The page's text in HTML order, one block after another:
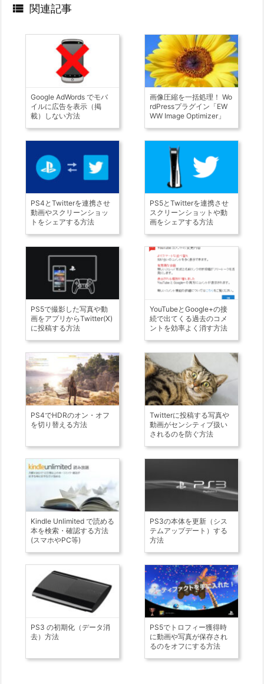
 関連記事
Google AdWords でモバ
イルに広告を表示（掲
載）しない方法
画像圧縮を一括処理！ Wo
rdPressプラグイン「EW
WW Image Optimizer」
PS4とTwitterを連携させ
動画やスクリーンショッ
トをシェアする方法
PS5とTwitterを連携させ
スクリーンショットや動
画をシェアする方法
PS5で撮影した写真や動
画をアプリからTwitter(X)
に投稿する方法
YouTubeとGoogle+の接
続で出てくる過去のコメ
ントを効率よく消す方法
PS4でHDRのオン・オフ
を切り替える方法
Twitterに投稿する写真や
動画がセンシティブ扱い
されるのを防ぐ方法
Kindle Unlimited で読める
本を検索・確認する方法
(スマホやPC等)
PS3の本体を更新（シス
テムアップデート）する
方法
PS3 の初期化（データ消
去）方法
PS5でトロフィー獲得時
に動画や写真が保存され
るのをオフにする方法